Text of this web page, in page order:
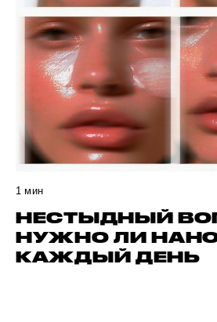
1 мин
НЕСТЫДНЫЙ
НУЖНО ЛИ
КАЖДЫЙ ДЕНЬ